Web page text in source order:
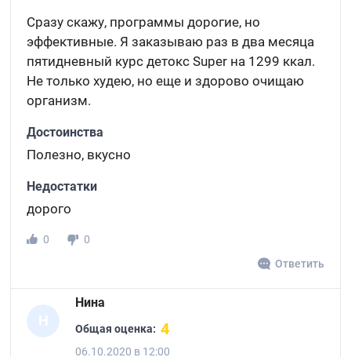
Сразу скажу, программы дорогие, но
эффективные. Я заказываю раз в два месяца
пятидневный курс детокс Super на 1299 ккал.
Не только худею, но еще и здорово очищаю
организм.
Достоинства
Полезно, вкусно
Недостатки
дорого
0
0
Ответить
Н
Нина
Общая оценка: 4
06.10.2020 в 12:00